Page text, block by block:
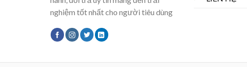
nghiệm tốt nhất cho người tiêu dùng